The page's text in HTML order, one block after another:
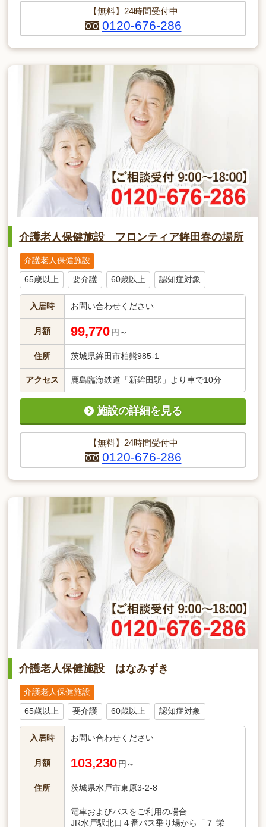
【無料】24時間受付中
0120-676-286
介護老人保健施設 フロンティア鉾田春の場所
介護老人保健施設
65歳以上 要介護 60歳以上 認知症対象
入居時 お問い合わせください
月額 99,770 円～
住所 茨城県鉾田市柏熊985-1
アクセス 鹿島臨海鉄道「新鉾田駅」より車で10分
【無料】24時間受付中
0120-676-286
施設の詳細を見る
介護老人保健施設 はなみずき
介護老人保健施設
65歳以上 要介護 60歳以上 認知症対象
入居時 お問い合わせください
月額 103,230 円～
住所 茨城県水戸市東原3-2-8
電車およびバスをご利用の場合
JR水戸駅北口４番バス乗り場から「７ 栄